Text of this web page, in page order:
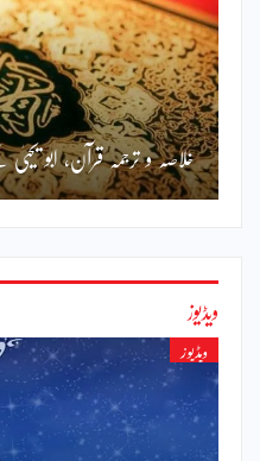
خلاصہ و ترجمہ قرآن، ابو
ویڈیوز
ویڈیوز